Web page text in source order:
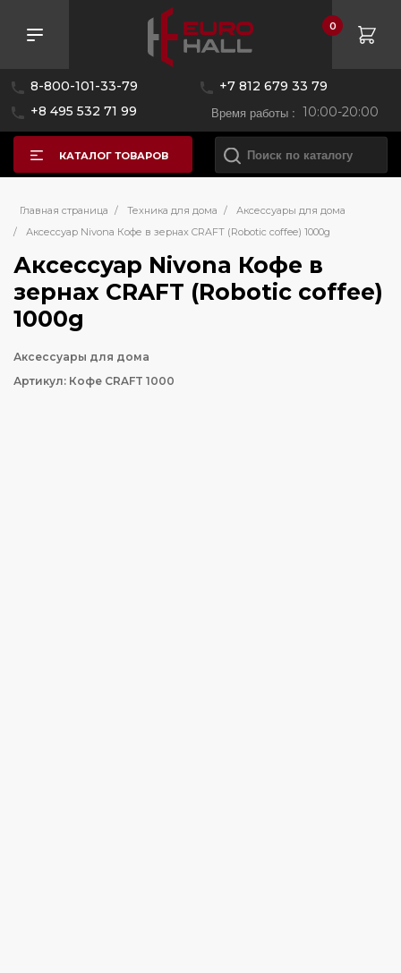
8-800-101-33-79
+7 812 679 33 79
+8 495 532 71 99
Время работы : 10:00-20:00
0
КАТАЛОГ ТОВАРОВ
Главная страница / Техника для дома /
Аксессуары для дома
/
Аксессуар Nivona Кофе в зернах CRAFT (Robotic coffee) 1000g
Аксессуар Nivona Кофе в
зернах CRAFT (Robotic coffee)
1000g
Аксессуары для дома
Артикул: Кофе CRAFT 1000